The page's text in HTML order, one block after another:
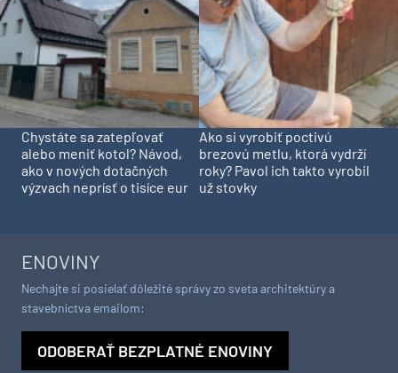
Chystáte sa zatepľovať
alebo meniť kotol? Návod,
ako v nových dotačných
výzvach neprísť o tisíce eur
Ako si vyrobiť poctivú
brezovú metlu, ktorá vydrží
roky? Pavol ich takto vyrobil
už stovky
ENOVINY
Nechajte si posielať dôležité správy zo sveta architektúry a
stavebníctva emailom:
ODOBERAŤ BEZPLATNÉ ENOVINY